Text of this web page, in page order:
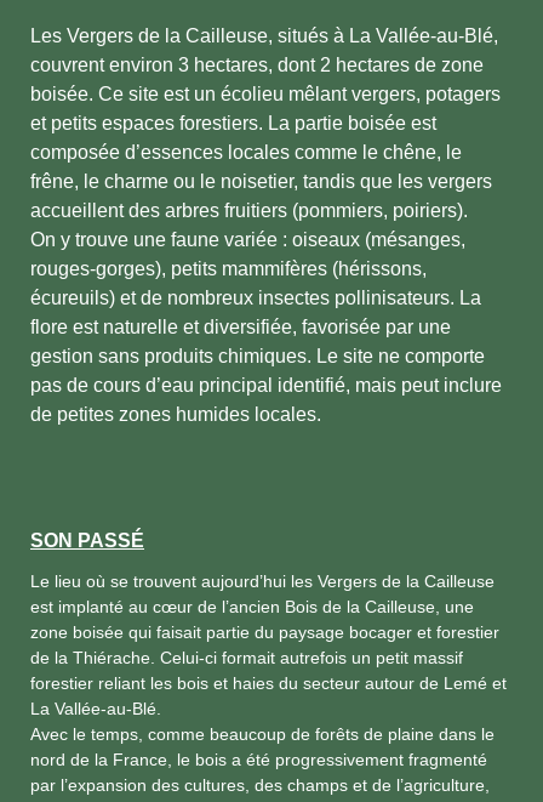
Les Vergers de la Cailleuse, situés à La Vallée-au-Blé,
couvrent environ 3 hectares, dont 2 hectares de zone
boisée. Ce site est un écolieu mêlant vergers, potagers
et petits espaces forestiers. La partie boisée est
composée d’essences locales comme le chêne, le
frêne, le charme ou le noisetier, tandis que les vergers
accueillent des arbres fruitiers (pommiers, poiriers).
On y trouve une faune variée : oiseaux (mésanges,
rouges-gorges), petits mammifères (hérissons,
écureuils) et de nombreux insectes pollinisateurs. La
flore est naturelle et diversifiée, favorisée par une
gestion sans produits chimiques. Le site ne comporte
pas de cours d’eau principal identifié, mais peut inclure
de petites zones humides locales.
SON PASSÉ
Le lieu où se trouvent aujourd’hui les Vergers de la Cailleuse
est implanté au cœur de l’ancien Bois de la Cailleuse, une
zone boisée qui faisait partie du paysage bocager et forestier
de la Thiérache. Celui-ci formait autrefois un petit massif
forestier reliant les bois et haies du secteur autour de Lemé et
La Vallée-au-Blé.
Avec le temps, comme beaucoup de forêts de plaine dans le
nord de la France, le bois a été progressivement fragmenté
par l’expansion des cultures, des champs et de l’agriculture,